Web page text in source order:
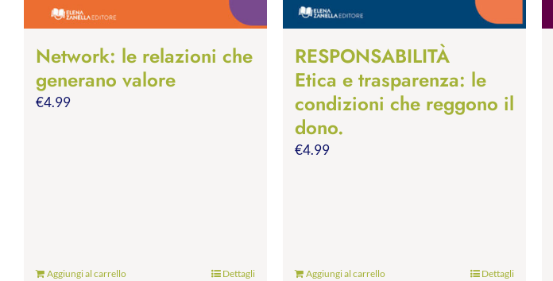
Network: le relazioni che
generano valore
€4.99
Aggiungi al carrello Dettagli
RESPONSABILITÀ
Etica e trasparenza: le
condizioni che reggono il
dono.
€4.99
Aggiungi al carrello Dettagli